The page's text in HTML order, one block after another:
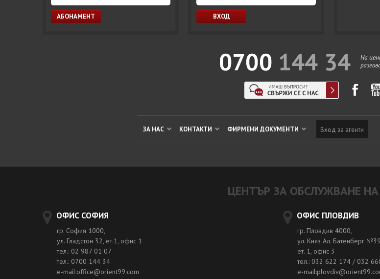
ЗА НАС КОНТАКТИ ФИРМЕНИ ДОКУМЕНТИ Вход за агенти
ЦЕНТЪР ЗА ОБСЛУЖВАНЕ
ОФИС СОФИЯ
гр. София 1000,
ул. Гладстон 32, ет.1, офис 1
тел.: 02 987 01 07
тел.: 0700 144 34
e-mail:office@orient99.com
ОФИС ПЛОВДИВ
гр. Пловдив 4000,
ул. Княз Ал. Батенберг
ет. 1, офис 3
тел.: 032 622 174 / 032
e-